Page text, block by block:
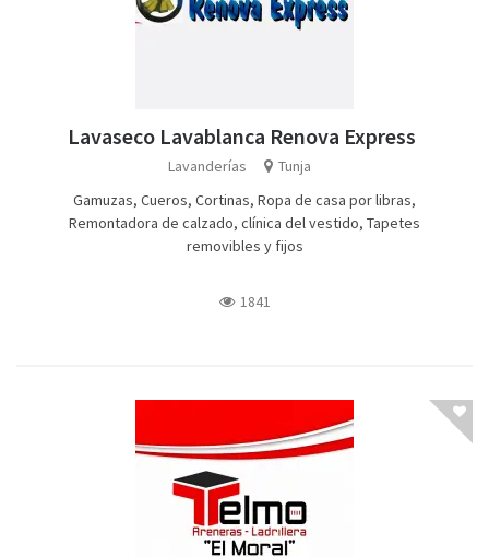
Lavaseco Lavablanca Renova Express
Lavanderías
Tunja
Gamuzas, Cueros, Cortinas, Ropa de casa por libras,
Remontadora de calzado, clínica del vestido, Tapetes
removibles y fijos
1841